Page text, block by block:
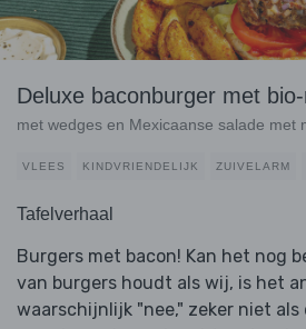
Deluxe baconburger met
met wedges en Mexicaanse salade met
VLEES KINDVRIENDELIJK ZUIVELARM
Tafelverhaal
Burgers met bacon! Kan het nog
van burgers houdt als wij, is het
waarschijnlijk "nee," zeker niet als